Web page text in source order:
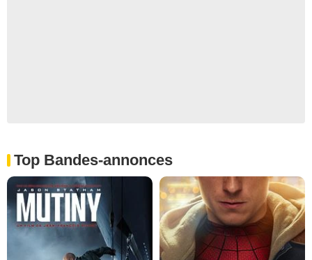
Top Bandes-annonces